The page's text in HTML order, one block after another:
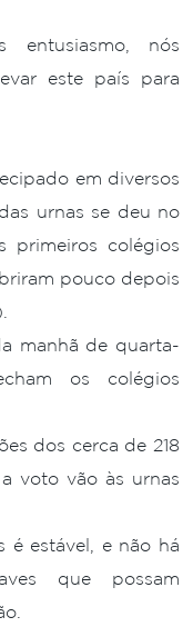
nós
este país para
em diversos
urnas se deu no
primeiros colégios
pouco depois
manhã de quarta-
os colégios
dos cerca de 218
voto vão às urnas
é estável, e não há
que possam